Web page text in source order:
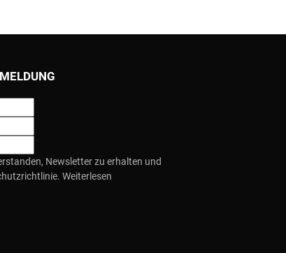
Newsletter zu erhalten und
Weiterlesen